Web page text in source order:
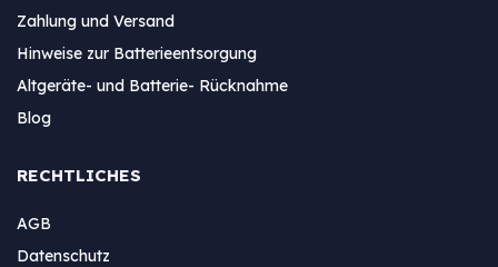
Zahlung und Versand
Hinweise zur Batterieentsorgung
Altgeräte- und Batterie- Rücknahme
Blog
RECHTLICHES
AGB
Datenschutz